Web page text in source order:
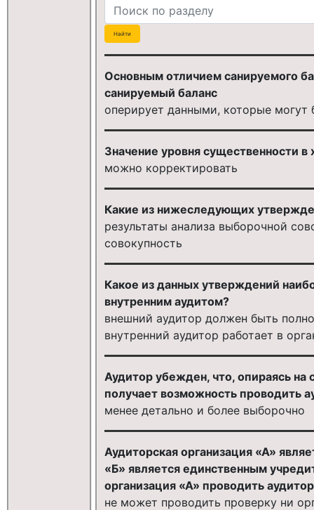
Основным отличием санируемого
санируемый баланс
оперирует данными, которые
Значение уровня существенности в
можно корректировать
Какие из нижеследующих
результаты анализа выборочной
совокупность
Какое из данных утверждений
внутренним аудитом?
внешний аудитор должен быть
внутренний аудитор работает в
Аудитор убежден, что, опираясь на
получает возможность проводить
менее детально и более выборочно
Аудиторская организация «А»
«Б» является единственным
организация «А» проводить
не может проводить проверку ни